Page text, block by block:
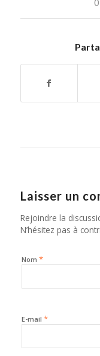
Laisser un
Rejoindre la
N’hésitez pas à
Nom *
E-mail *